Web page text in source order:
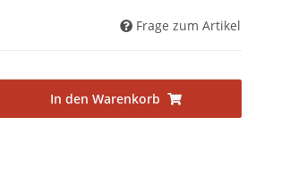
Frage zum Artikel
In den Warenkorb